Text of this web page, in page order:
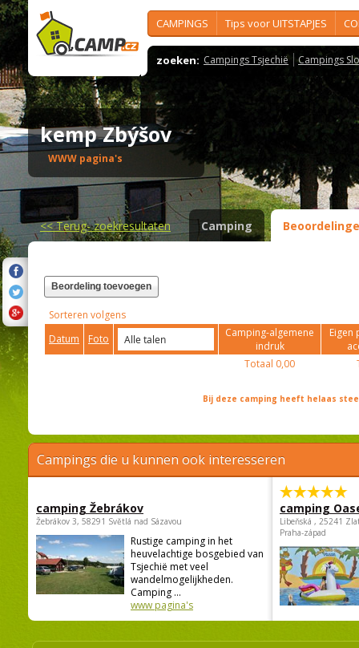
CAMPINGS Tips voor UITSTAPJES
zoeken: Campings Tsjechië Campings
kemp Zbýšov
WWW pagina's
<<Terug- zoekresultaten Camping
Beordeling toevoegen
Sorteren volgens
Datum
Foto
Camping-algemene
indruk
Eigen
Totaal 0,00
Bij deze camping heeft helaas
Campings die u kunnen ook interesseren
camping Žebrákov
Žebrákov 3, 58291 Světlá nad Sázavou
Rustige camping in het
heuvelachtige bosgebied van
Tsjechië met veel
wandelmogelijkheden.
Camping ...
www pagina's
camping
Libeňská , 25241
Praha-západ